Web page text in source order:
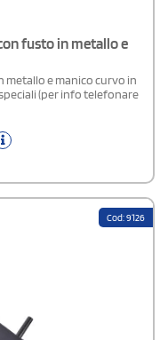
fusto in metallo e
metallo e manico curvo in
(per info telefonare
Cod: 9126